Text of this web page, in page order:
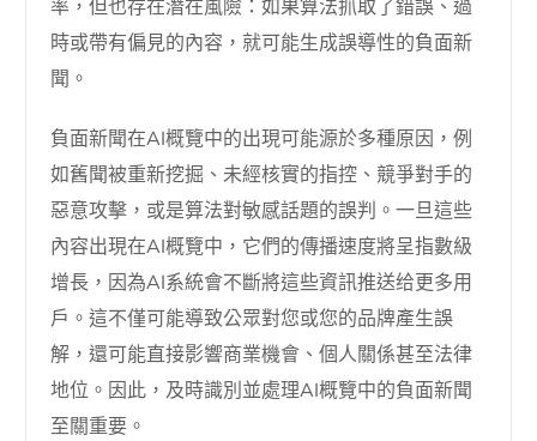
率，但也存在潛在風險：如果算法抓取了錯誤、過
時或帶有偏見的內容，就可能生成誤導性的負面新
聞。
負面新聞在AI概覽中的出現可能源於多種原因，例
如舊聞被重新挖掘、未經核實的指控、競爭對手的
惡意攻擊，或是算法對敏感話題的誤判。一旦這些
內容出現在AI概覽中，它們的傳播速度將呈指數級
增長，因為AI系統會不斷將這些資訊推送给更多用
戶。這不僅可能導致公眾對您或您的品牌產生誤
解，還可能直接影響商業機會、個人關係甚至法律
地位。因此，及時識別並處理AI概覽中的負面新聞
至關重要。